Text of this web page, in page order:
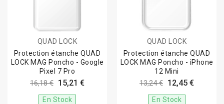
QUAD LOCK
Protection étanche QUAD
LOCK MAG Poncho - Google
Pixel 7 Pro
16,18 € 15,21 €
En Stock
QUAD LOCK
Protection étanche QUAD
LOCK MAG Poncho - iPhone
12 Mini
13,24 € 12,45 €
En Stock